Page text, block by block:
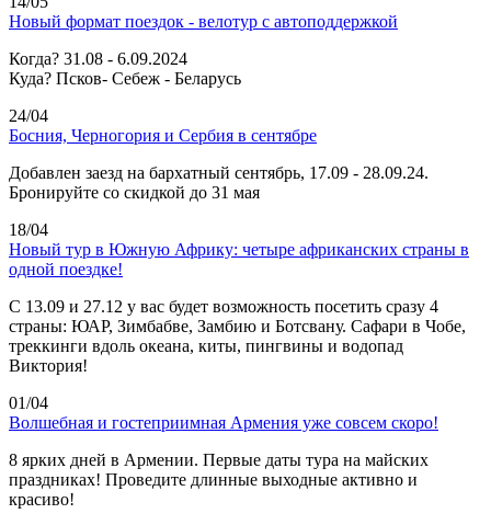
Новый формат поездок - велотур с автоподдержкой
Когда? 31.08 - 6.09.2024
Куда? Псков- Себеж - Беларусь
24/04
Босния, Черногория и Сербия в сентябре
Добавлен заезд на бархатный сентябрь, 17.09 - 28.09.24.
Бронируйте со скидкой до 31 мая
18/04
Новый тур в Южную Африку: четыре африканских страны в
одной поездке!
C 13.09 и 27.12 у вас будет возможность посетить сразу 4
страны: ЮАР, Зимбабве, Замбию и Ботсвану. Сафари в Чобе,
треккинги вдоль океана, киты, пингвины и водопад
Виктория!
01/04
Волшебная и гостеприимная Армения уже совсем скоро!
8 ярких дней в Армении. Первые даты тура на майских
праздниках! Проведите длинные выходные активно и
красиво!